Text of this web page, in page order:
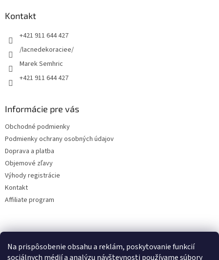
Na prispôsobenie obsahu a reklám, poskytovanie funkcií
sociálnych médií a analýzu návštevnosti používame súbory
Kontakt
+421 911 644 427
/lacnedekoraciee/
Marek Semhric
+421 911 644 427
Informácie pre vás
Obchodné podmienky
Podmienky ochrany osobných údajov
Doprava a platba
Objemové zľavy
Výhody registrácie
Kontakt
Affiliate program